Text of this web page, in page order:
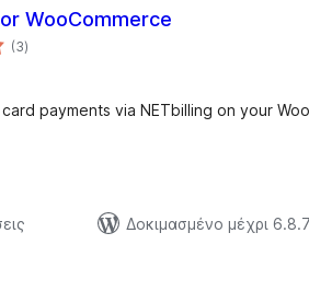
WooCommerce
(3αξιολογήσεις
σύνολο
)
payments via NETbilling on your
Δοκιμασμένο μέχρι 6.8.7